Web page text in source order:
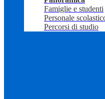
Famiglie e studenti
Personale
Percorsi di studio